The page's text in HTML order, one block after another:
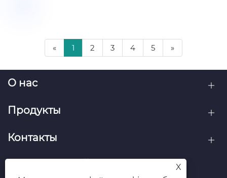
« 1 2 3 4 5 »
О нас
Продукты
Контакты
X